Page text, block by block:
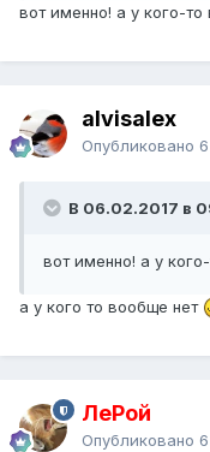
вот именно! а у кого-
alvisalex
Опубликовано
В 06.02.2017 в
вот именно! а у
а у кого то вообще нет
ЛеРой
Опубликовано